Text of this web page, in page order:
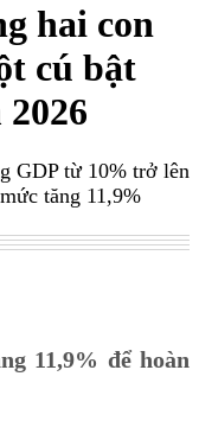
hai con
cú bật
GDP từ 10% trở lên
tăng 11,9%
11,9% để hoàn